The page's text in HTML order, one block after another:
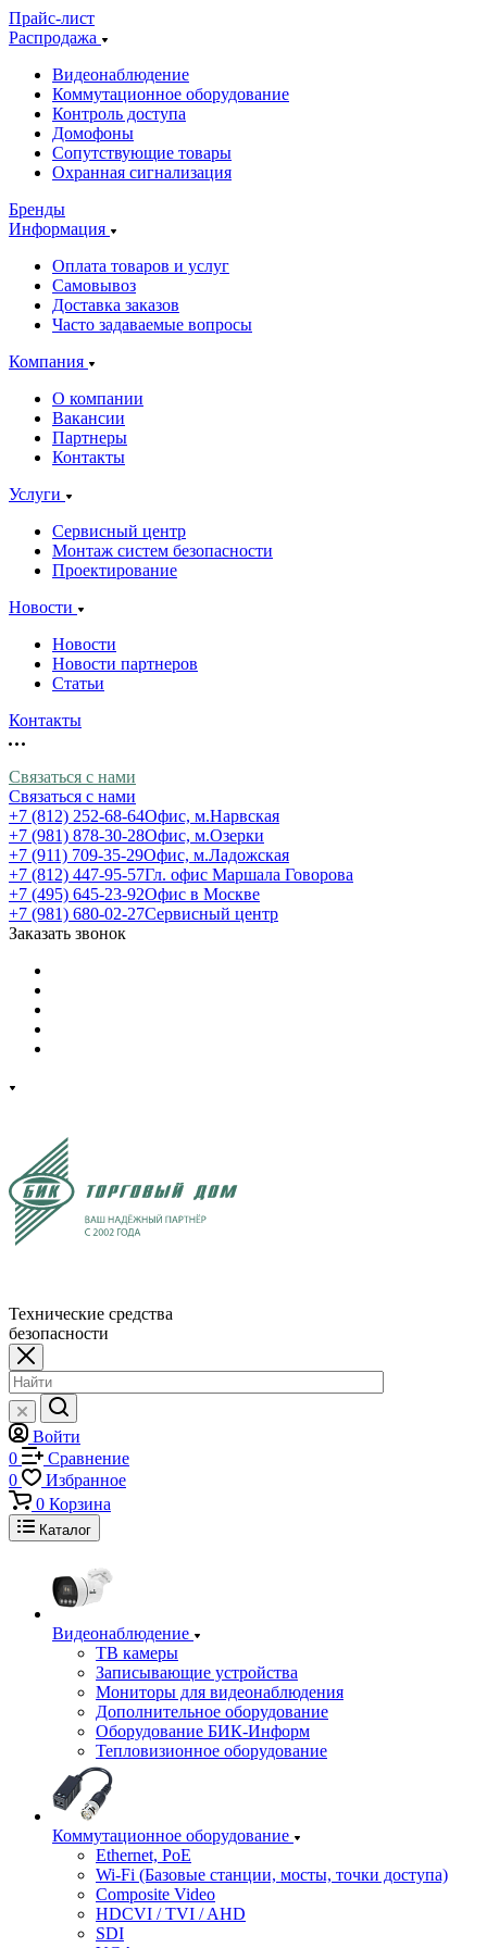
Прайс-лист
Распродажа
Видеонаблюдение
Коммутационное оборудование
Контроль доступа
Домофоны
Сопутствующие товары
Охранная сигнализация
Бренды
Информация
Оплата товаров и услуг
Самовывоз
Доставка заказов
Часто задаваемые вопросы
Компания
О компании
Вакансии
Партнеры
Контакты
Услуги
Сервисный центр
Монтаж систем безопасности
Проектирование
Новости
Новости
Новости партнеров
Статьи
Контакты
Связаться с нами
Связаться с нами
+7 (812) 252-68-64Офис, м.Нарвская
+7 (981) 878-30-28Офис, м.Озерки
+7 (911) 709-35-29Офис, м.Ладожская
+7 (812) 447-95-57Гл. офис Маршала Говорова
+7 (495) 645-23-92Офис в Москве
+7 (981) 680-02-27Сервисный центр
Заказать звонок
Технические средства
безопасности
Войти
0
Сравнение
0
Избранное
0 Корзина
Каталог
Видеонаблюдение
ТВ камеры
Записывающие устройства
Мониторы для видеонаблюдения
Дополнительное оборудование
Оборудование БИК-Информ
Тепловизионное оборудование
Коммутационное оборудование
Ethernet, PoE
Wi-Fi (Базовые станции, мосты, точки доступа)
Composite Video
HDCVI / TVI / AHD
SDI